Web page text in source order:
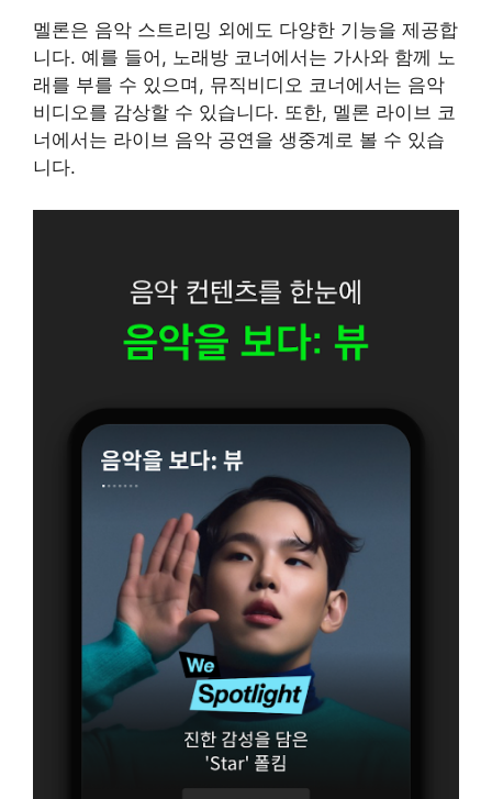
멜론은 음악 스트리밍 외에도 다양한 기능을 제공합
니다. 예를 들어, 노래방 코너에서는 가사와 함께 노
래를 부를 수 있으며, 뮤직비디오 코너에서는 음악
비디오를 감상할 수 있습니다. 또한, 멜론 라이브 코
너에서는 라이브 음악 공연을 생중계로 볼 수 있습
니다.